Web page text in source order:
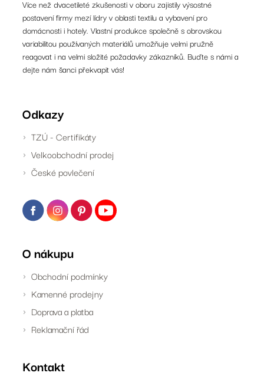
Více než dvacetileté zkušenosti v oboru zajistily výsostné
postavení firmy mezí lídry v oblasti textilu a vybavení pro
domácnosti i hotely. Vlastní produkce společně s obrovskou
variabilitou používaných materiálů umožňuje velmi pružně
reagovat i na velmi složité požadavky zákazníků. Buďte s námi a
dejte nám šanci překvapit vás!
Odkazy
TZÚ - Certifikáty
Velkoobchodní prodej
České povlečení
O nákupu
Obchodní podmínky
Kamenné prodejny
Doprava a platba
Reklamační řád
Kontakt